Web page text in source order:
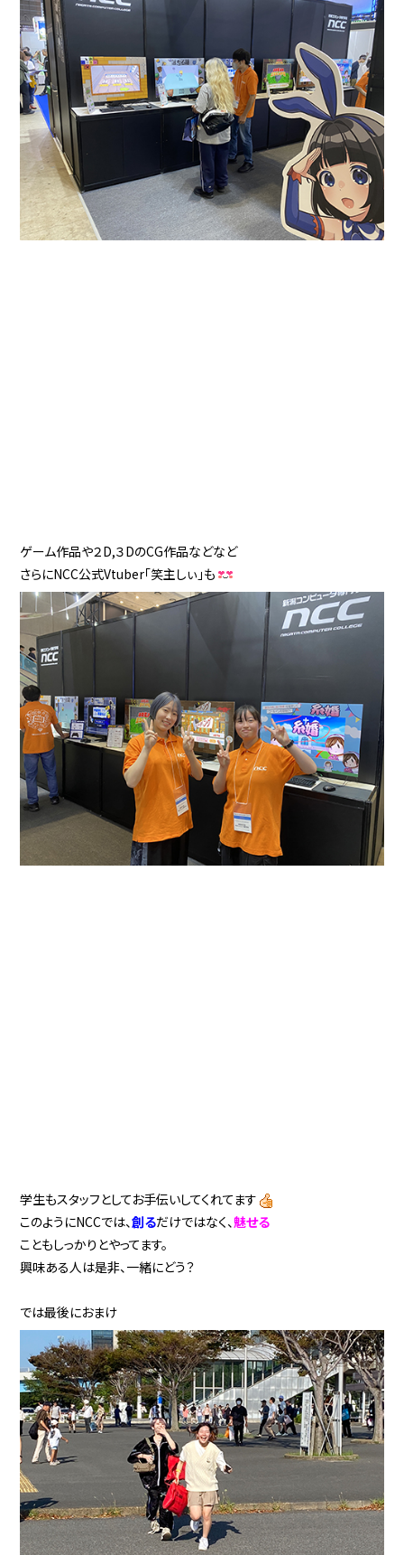
ゲーム作品や２D,３DのCG作品などなど
さらにNCC公式Vtuber「笑主しぃ」も
学生もスタッフとしてお手伝いしてくれてます
このようにNCCでは、創るだけではなく、魅せる
こともしっかりとやってます。
興味ある人は是非、一緒にどう？
では最後におまけ